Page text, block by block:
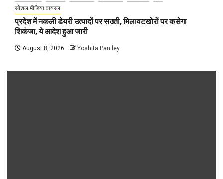
सोशल मीडिया वायरल
प्रदेश में नकली डेयरी उत्पादों पर सख्ती, मिलावटखोरों पर कसेगा
शिकंजा, ये आदेश हुआ जारी
August 8, 2026 Yoshita Pandey